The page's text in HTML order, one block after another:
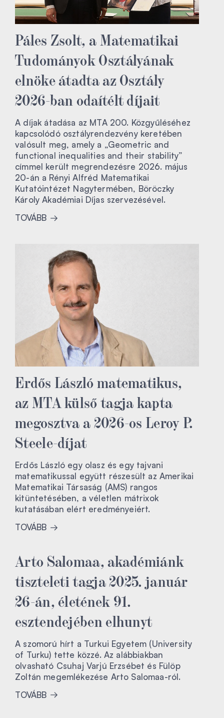
Páles Zsolt, a Matematikai
Tudományok Osztályának
elnöke átadta az Osztály
2026-ban odaítélt díjait
A díjak átadása az MTA 200. Közgyűléséhez
kapcsolódó osztályrendezvény keretében
valósult meg, amely a „Geometric and
functional inequalities and their stability”
címmel került megrendezésre 2026. május
20-án a Rényi Alfréd Matematikai
Kutatóintézet Nagytermében, Böröczky
Károly Akadémiai Díjas szervezésével.
TOVÁBB
Erdős László matematikus,
az MTA külső tagja kapta
megosztva a 2026-os Leroy P.
Steele-díjat
Erdős László egy olasz és egy tajvani
matematikussal együtt részesült az Amerikai
Matematikai Társaság (AMS) rangos
kitüntetésében, a véletlen mátrixok
kutatásában elért eredményeiért.
TOVÁBB
Arto Salomaa, akadémiánk
tiszteleti tagja 2025. január
26-án, életének 91.
esztendejében elhunyt
A szomorú hírt a Turkui Egyetem (University
of Turku) tette közzé. Az alábbiakban
olvasható Csuhaj Varjú Erzsébet és Fülöp
Zoltán megemlékezése Arto Salomaa-ról.
TOVÁBB